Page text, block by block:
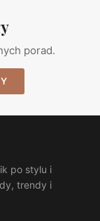
porad.
po stylu i
trendy i